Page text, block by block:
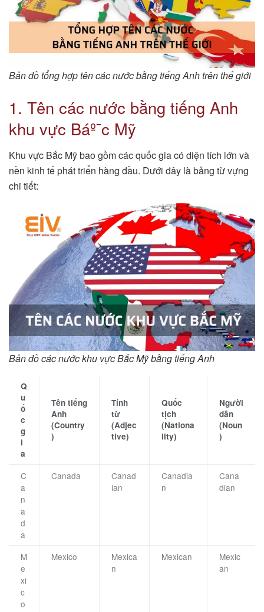
Bản đồ tổng hợp tên các nước bằng tiếng Anh trên thế giới
1. Tên các nước bằng tiếng Anh
khu vực Báº¯c Mỹ
Khu vực Bắc Mỹ bao gồm các quốc gia có diện tích lớn và
nền kinh tế phát triển hàng đầu. Dưới đây là bảng từ vựng
chi tiết:
Bản đồ các nước khu vực Bắc Mỹ bằng tiếng Anh
Q
u
ố
c
g
i
a
Tên tiếng
Anh
(Country
)
Tính
từ
(Adjec
tive)
Quốc
tịch
(Nationa
lity)
Người
dân
(Noun
)
C
a
n
a
d
a
Canada
Canad
ian
Canadia
n
Cana
dian
M
e
xi
c
o
Mexico
Mexica
n
Mexican
Mexic
an